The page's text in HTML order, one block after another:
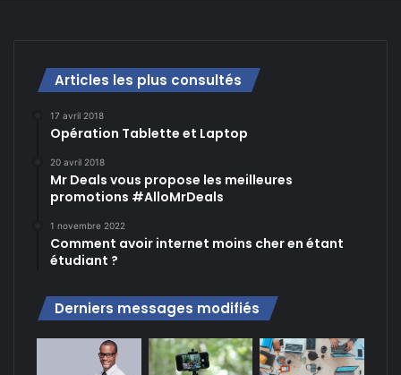
Articles les plus consultés
17 avril 2018
Opération Tablette et Laptop
20 avril 2018
Mr Deals vous propose les meilleures
promotions #AlloMrDeals
1 novembre 2022
Comment avoir internet moins cher en étant
étudiant ?
Derniers messages modifiés